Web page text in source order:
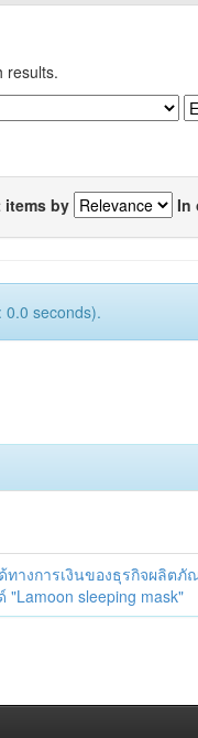
results.
items by In
0.0 seconds).
ทางการเงินของธุรกิจผลิต
sleeping mask"